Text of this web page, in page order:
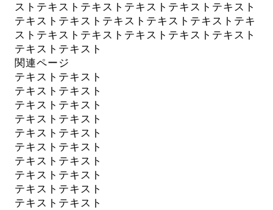
ストテキストテキストテキストテキストテキスト
テキストテキストテキストテキストテキストテキ
ストテキストテキストテキストテキストテキスト
テキストテキスト
関連ページ
テキストテキスト
テキストテキスト
テキストテキスト
テキストテキスト
テキストテキスト
テキストテキスト
テキストテキスト
テキストテキスト
テキストテキスト
テキストテキスト